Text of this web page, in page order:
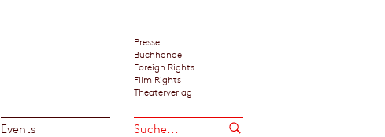
Presse
Buchhandel
Foreign Rights
Film Rights
Theaterverlag
Events